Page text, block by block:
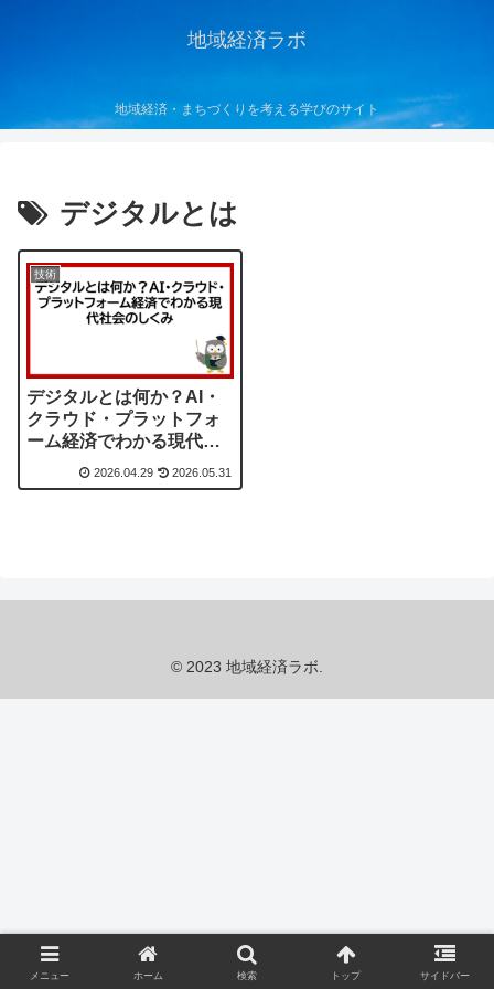
地域経済ラボ
地域経済・まちづくりを考える学びのサイト
デジタルとは
技術
デジタルとは何か？AI・
クラウド・プラットフォ
ーム経済でわかる現代社
会のしくみ
2026.04.29 2026.05.31
© 2023 地域経済ラボ.
メニュー ホーム 検索 トップ サイドバー